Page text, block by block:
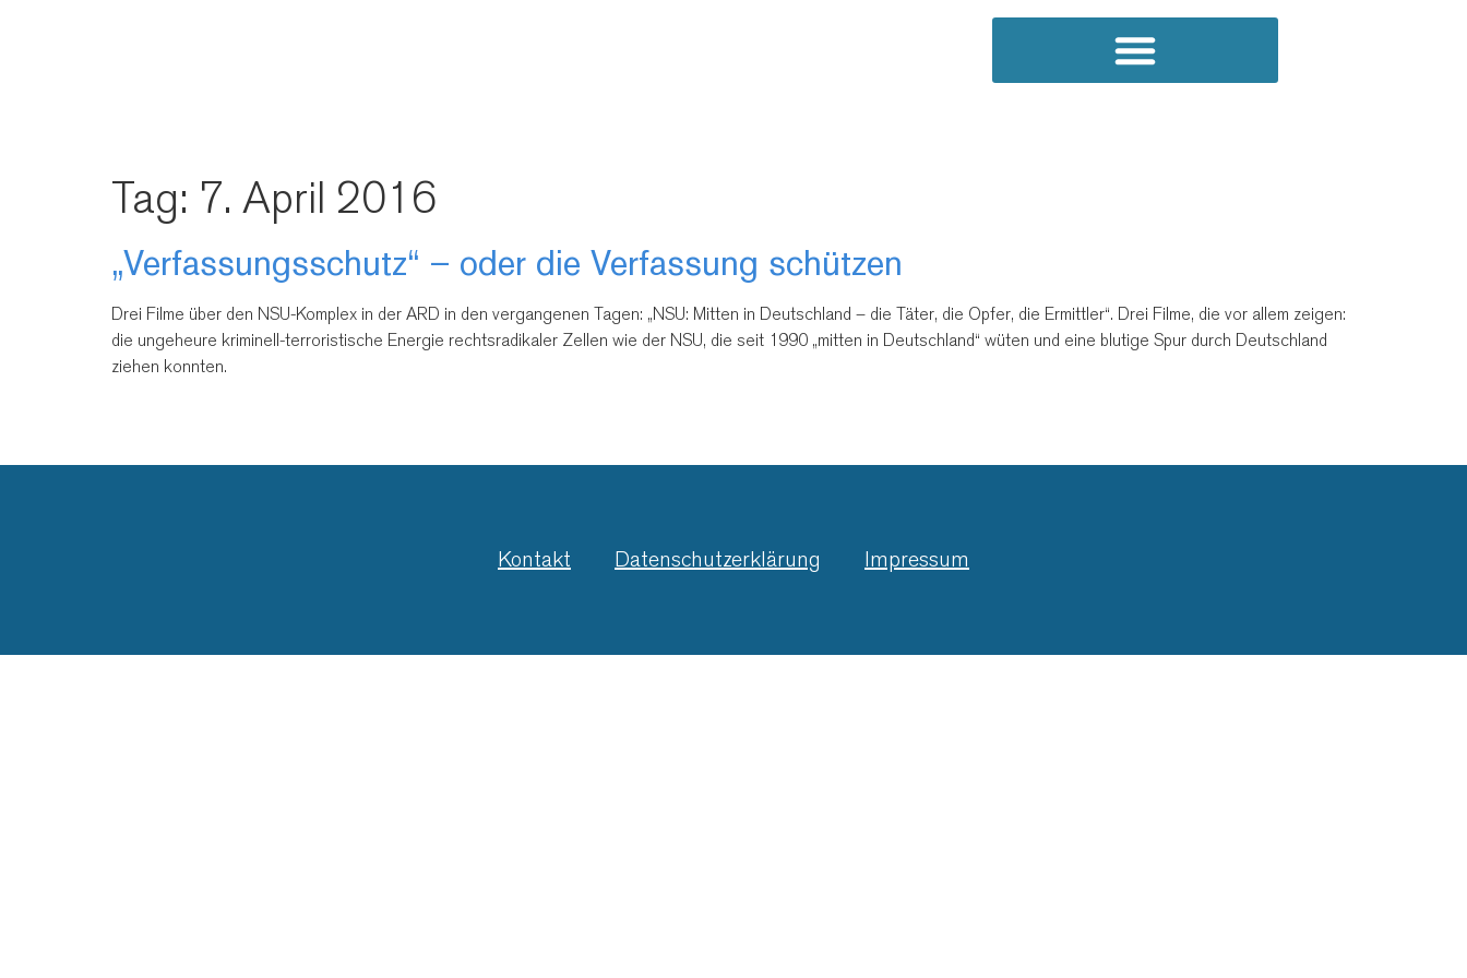
Tag: 7. April 2016
„Verfassungsschutz“ – oder die Verfassung schützen
Drei Filme über den NSU-Komplex in der ARD in den vergangenen Tagen: „NSU: Mitten in Deutschland – die Täter, die Opfer, die Ermittler“. Drei Filme, die vor allem zeigen:
die ungeheure kriminell-terroristische Energie rechtsradikaler Zellen wie der NSU, die seit 1990 „mitten in Deutschland“ wüten und eine blutige Spur durch Deutschland
ziehen konnten.
Kontakt Datenschutzerklärung Impressum